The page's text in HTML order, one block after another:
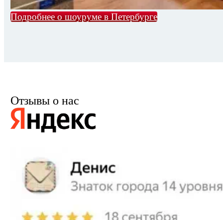
Подробнее о шоуруме в Петербурге
Отзывы о нас